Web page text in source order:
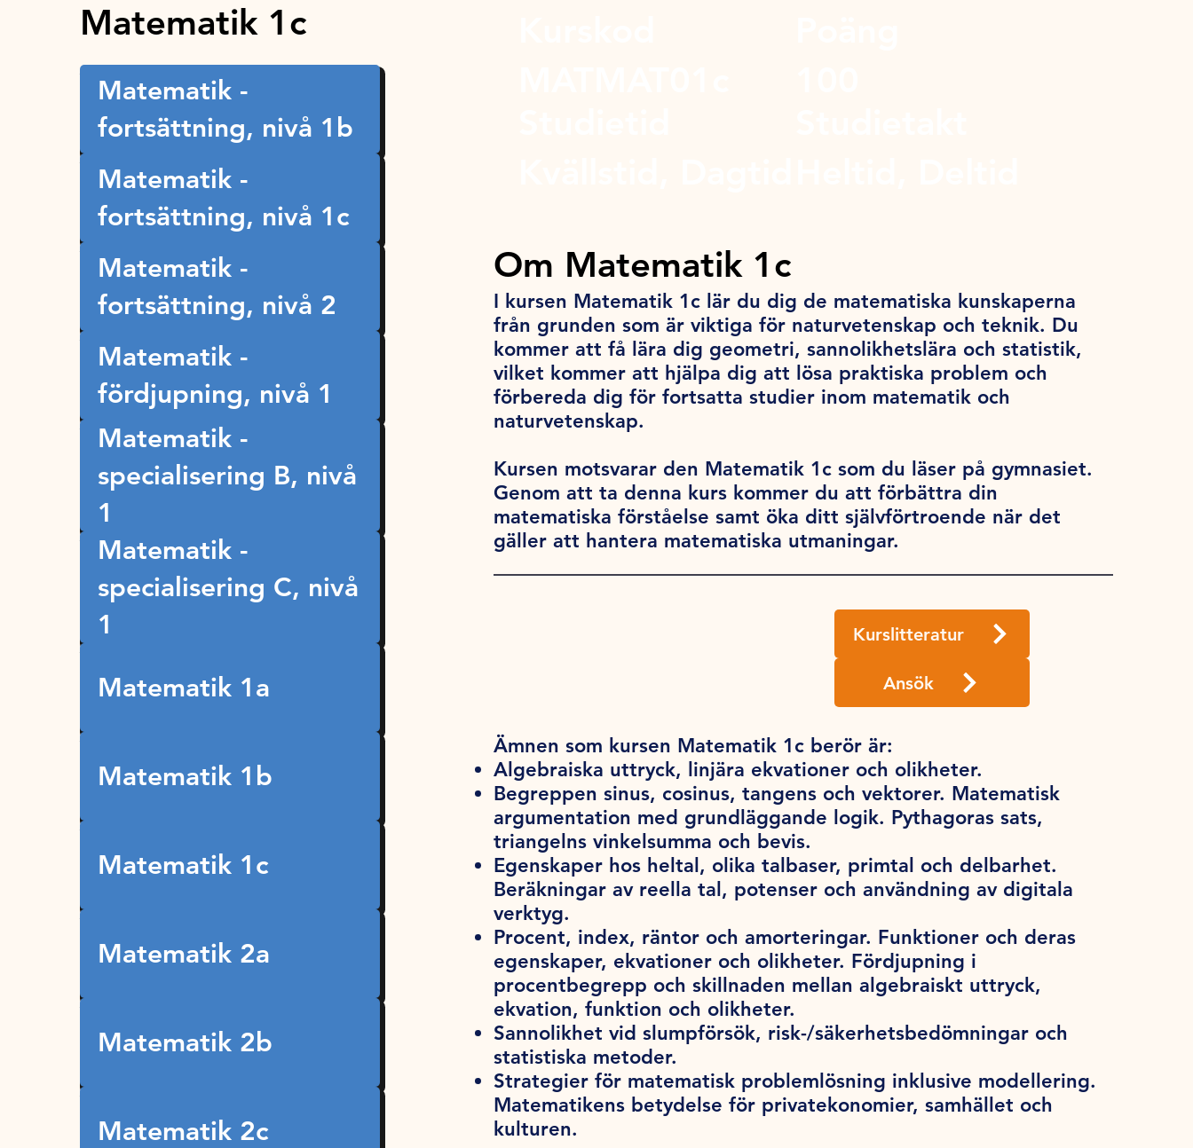
Matematik 1c
Matematik -
fortsättning, nivå 1b
Matematik -
fortsättning, nivå 1c
Matematik -
fortsättning, nivå 2
Matematik -
fördjupning, nivå 1
Matematik -
specialisering B, nivå
1
Matematik -
specialisering C, nivå
1
Matematik 1a
Matematik 1b
Matematik 1c
Matematik 2a
Matematik 2b
Matematik 2c
Om Matematik 1c
I kursen Matematik 1c lär du dig de matematiska kunskaperna
från grunden som är viktiga för naturvetenskap och teknik. Du
kommer att få lära dig geometri, sannolikhetslära och statistik,
vilket kommer att hjälpa dig att lösa praktiska problem och
förbereda dig för fortsatta studier inom matematik och
naturvetenskap.
Kursen motsvarar den Matematik 1c som du läser på gymnasiet.
Genom att ta denna kurs kommer du att förbättra din
matematiska förståelse samt öka ditt självförtroende när det
gäller att hantera matematiska utmaningar.
Kurslitteratur
Ansök
Ämnen som kursen Matematik 1c berör är:
Algebraiska uttryck, linjära ekvationer och olikheter.
Begreppen sinus, cosinus, tangens och vektorer. Matematisk
argumentation med grundläggande logik. Pythagoras sats,
triangelns vinkelsumma och bevis.
Egenskaper hos heltal, olika talbaser, primtal och delbarhet.
Beräkningar av reella tal, potenser och användning av digitala
verktyg.
Procent, index, räntor och amorteringar. Funktioner och deras
egenskaper, ekvationer och olikheter. Fördjupning i
procentbegrepp och skillnaden mellan algebraiskt uttryck,
ekvation, funktion och olikheter.
Sannolikhet vid slumpförsök, risk-/säkerhetsbedömningar och
statistiska metoder.
Strategier för matematisk problemlösning inklusive modellering.
Matematikens betydelse för privatekonomier, samhället och
kulturen.